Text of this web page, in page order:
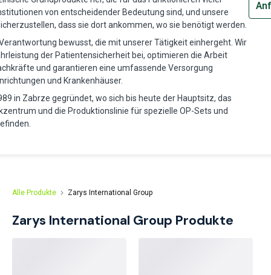
von entscheidender Bedeutung sind, und unsere
dass sie dort ankommen, wo sie benötigt werden.
bewusst, die mit unserer Tätigkeit einhergeht. Wir
der Patientensicherheit bei, optimieren die Arbeit
und garantieren eine umfassende Versorgung
und Krankenhäuser.
in Zabrze gegründet, wo sich bis heute der Hauptsitz, das
und die Produktionslinie für spezielle OP-Sets und
Alle Produkte Zarys International Group
Zarys International Group Produkte